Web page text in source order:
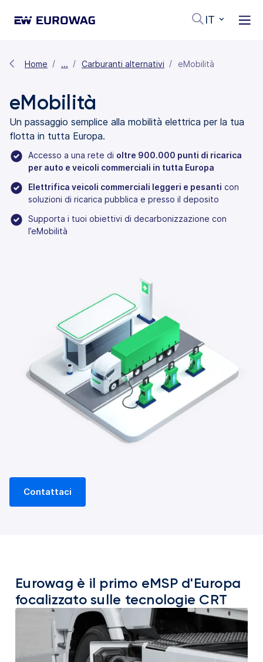
IT
Home ... Carburanti alternativi eMobilità
eMobilità
Un passaggio semplice alla mobilità elettrica per la tua
flotta in tutta Europa.
Accesso a una rete di oltre 900.000 punti di ricarica
per auto e veicoli commerciali in tutta Europa
Elettrifica veicoli commerciali leggeri e pesanti con
soluzioni di ricarica pubblica e presso il deposito
Supporta i tuoi obiettivi di decarbonizzazione con
l’eMobilità
Contattaci
Eurowag è il primo eMSP d'Europa
focalizzato sulle tecnologie CRT